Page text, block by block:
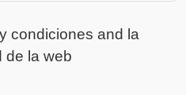
condiciones and la
de la web